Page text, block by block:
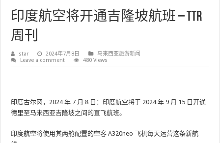
印度航空将开通吉隆坡航班 – TTR
周刊
star 2024年7月8日
马来西亚旅游新闻
Leave a comment
480 Views
印度古尔冈，2024 年 7 月 8 日：印度航空将于 2024 年 9 月 15 日开通
德里至马来西亚吉隆坡之间的直飞航班。
印度航空将使用其两舱配置的空客 A320neo 飞机每天运营这条新航